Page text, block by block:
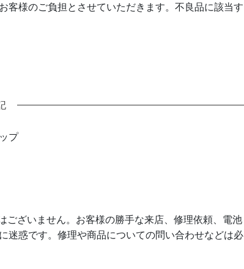
客様のご負担とさせていただきます。不良品に該当す
プ
ざいません。お客様の勝手な来店、修理依頼、電池
迷惑です。修理や商品についての問い合わせなどは必